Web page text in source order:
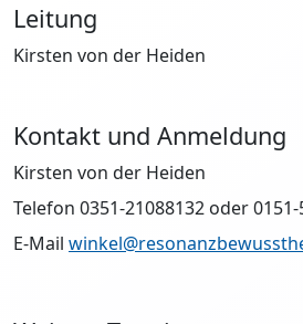
Leitung
Kirsten von der Heiden
Kontakt und Anmeldung
Kirsten von der Heiden
Telefon 0351-21088132 oder
E-Mail